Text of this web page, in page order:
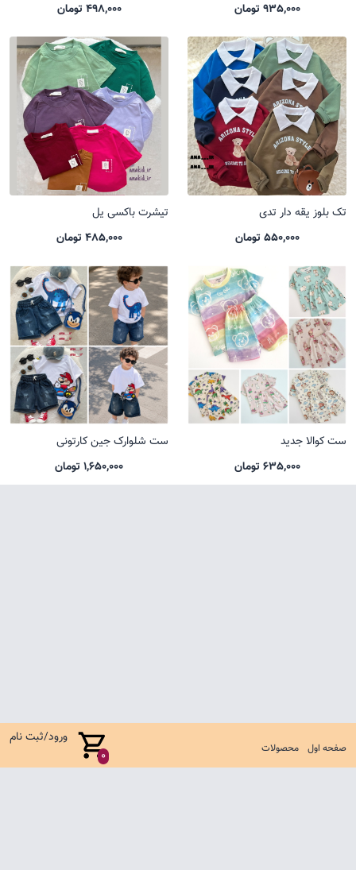
صفحه اول محصولات 0
ورود/ثبت نام
935,000 تومان
498,000 تومان
تک بلوز یقه دار تدی
550,000 تومان
تیشرت باکسی یل
485,000 تومان
ست کوالا جدید
635,000 تومان
ست شلوارک جین کارتونی
1,650,000 تومان